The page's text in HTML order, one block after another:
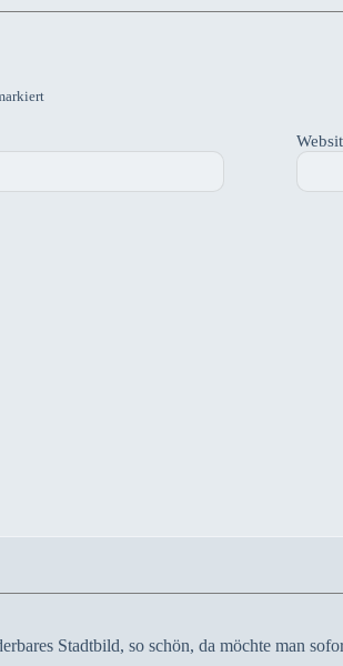
Stadtbild, so schön, da möchte man